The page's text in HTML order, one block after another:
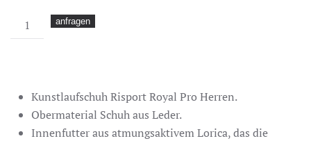
Risport
Royal
Menge
anfragen
Kunstlaufschuh Risport Royal Pro Herren.
Obermaterial Schuh aus Leder.
Innenfutter aus atmungsaktivem Lorica, das die